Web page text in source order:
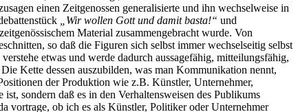
einen Zeitgenossen generalisierte und ihn wechselweise in
„Wir wollen Gott und damit basta!“ und
Material zusammengebracht wurde. Von
so daß die Figuren sich selbst immer wechselseitig selbst
etwas und werde dadurch aussagefähig, mitteilungsfähig,
Kette dessen auszubilden, was man Kommunikation nennt,
der Produktion wie z.B. Künstler, Unternehmer,
sondern daß es in den Verhaltensweisen des Publikums
vortrage, ob ich es als Künstler, Politiker oder Unternehmer